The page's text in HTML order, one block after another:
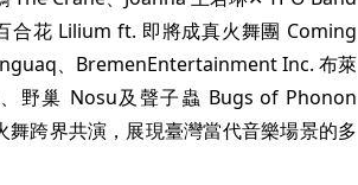
合花 Lilium ft. 即將成真火舞團 Coming
、BremenEntertainment Inc. 布萊
野巢 Nosu及聲子蟲 Bugs of Phonon
跨界共演，展現臺灣當代音樂場景的多